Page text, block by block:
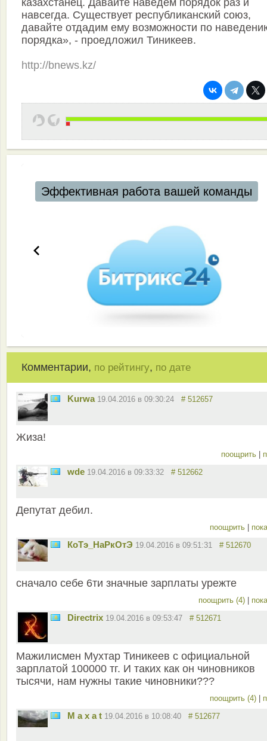
казахстанец. Давайте наведем порядок раз и
навсегда. Существует республиканский союз,
давайте отдадим ему возможности по
порядка», - проедложил Тиникеев.
http://bnews.kz/
Эффективная работа вашей команды
Комментарии, по рейтингу, по дате
Kurwa 19.04.2016 в 09:30:24 # 512657
Жиза!
поощрить
wde 19.04.2016 в 09:33:32 # 512662
Депутат дебил.
поощрить
КоТэ_НаРкОтЭ 19.04.2016 в 09:51:31 # 512670
сначало себе 6ти значные зарплаты урежте
поощрить (4)
Directrix 19.04.2016 в 09:53:47 # 512671
Мажилисмен Мухтар Тиникеев с официальной
зарплатой 100000 тг. И таких как он чиновников
тысячи, нам нужны такие чиновники???
поощрить (4)
M a x a t 19.04.2016 в 10:08:40 # 512677